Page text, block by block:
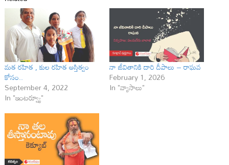
మత రహిత , కుల రహిత అస్తిత్వం
కోసం..
September 4, 2022
In "ఇంటర్వ్యూ"
నా జీవితానికి దారి దీపాలు – రాఘ‌వ‌
February 1, 2026
In "వ్యాసాలు"